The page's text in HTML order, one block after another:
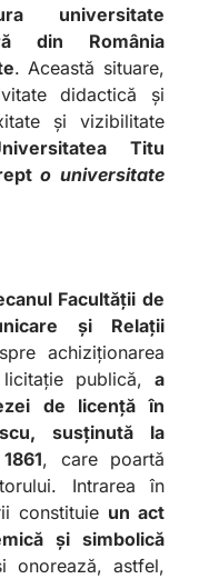
universitate
din România
. Această situare,
didactică și
și vizibilitate
Titu
o universitate
Facultății de
și Relații
achiziționarea
publică, a
de licență în
susținută la
, care poartă
Intrarea în
constituie un act
și simbolică
onorează, astfel,